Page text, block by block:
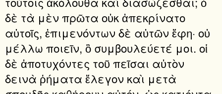
δὲ τὰ μὲν πρῶτα οὐκ ἀπεκρίνατο
αὐτοῖς, ἐπιμενόντων δὲ αὐτῶν ἔφη· οὐ
μέλλω ποιεῖν, ὃ συμβουλεύετέ μοι. οἱ
δὲ ἀποτυχόντες τοῦ πεῖσαι αὐτὸν
δεινὰ ῥήματα ἔλεγον καὶ μετὰ